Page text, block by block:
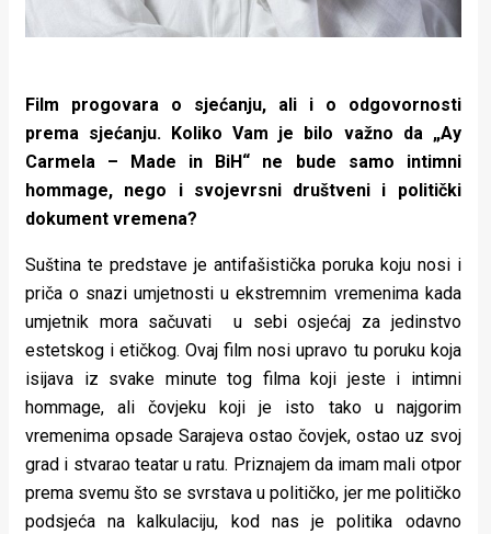
Film progovara o sjećanju, ali i o odgovornosti
prema sjećanju. Koliko Vam je bilo važno da „Ay
Carmela – Made in BiH“ ne bude samo intimni
hommage, nego i svojevrsni društveni i politički
dokument vremena?
Suština te predstave je antifašistička poruka koju nosi i
priča o snazi umjetnosti u ekstremnim vremenima kada
umjetnik mora sačuvati u sebi osjećaj za jedinstvo
estetskog i etičkog. Ovaj film nosi upravo tu poruku koja
isijava iz svake minute tog filma koji jeste i intimni
hommage, ali čovjeku koji je isto tako u najgorim
vremenima opsade Sarajeva ostao čovjek, ostao uz svoj
grad i stvarao teatar u ratu. Priznajem da imam mali otpor
prema svemu što se svrstava u političko, jer me političko
podsjeća na kalkulaciju, kod nas je politika odavno